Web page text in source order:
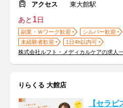
アクセス
東大館駅
あと 1日
副業・Ｗワーク歓迎 シルバー歓迎
未経験者歓迎
1日4h以内可
株式会社ルフト・メディカルケアの求人
りらくる 大館店
【セラ